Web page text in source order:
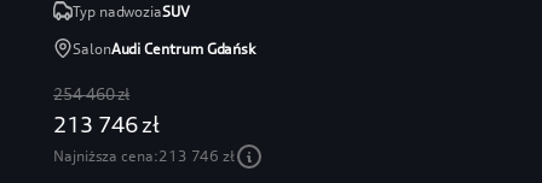
Typ nadwoziaSUV
SalonAudi Centrum Gdańsk
254 460 zł
213 746 zł
Najniższa cena:213 746 zł